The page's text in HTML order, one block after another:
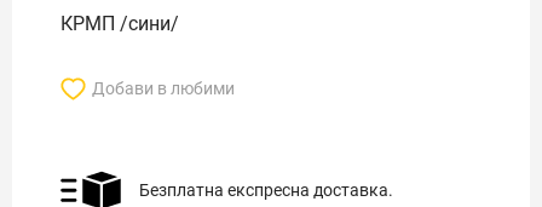
КРМП /сини/
Добави в любими
Безплатна експресна доставка.